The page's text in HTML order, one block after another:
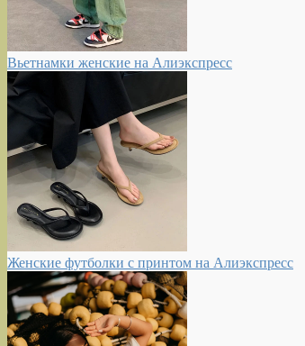
Вьетнамки женские на Алиэкспресс
Женские футболки с принтом на Алиэкспресс